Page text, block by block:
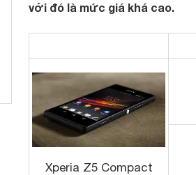
với đó là mức giá khá cao.
Xperia Z5 Compact